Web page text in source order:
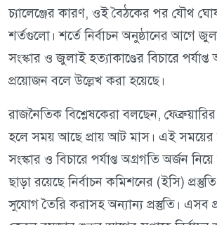
চ্যালেঞ্জের কারণ, ওই বৈঠকের পর যৌথ
শর্তগুলো। শর্তে নির্বাচন অনুষ্ঠানের আগে
সংস্কার ও জুলাই হত্যাকাণ্ডের বিচারে
প্রয়োজন বলে উল্লেখ করা হয়েছে।
রাজনৈতিক বিশ্লেষকেরা বলছেন, ফেব্রুয়ারির
হলে সময় আছে প্রায় আট মাস। এই সময়ের
সংস্কার ও বিচারে পর্যাপ্ত অগ্রগতি অর্জন
ছাড়া রয়েছে নির্বাচন কমিশনের (ইসি)
সুযোগ তৈরি করাসহ অন্যান্য প্রস্তুতি। এসব